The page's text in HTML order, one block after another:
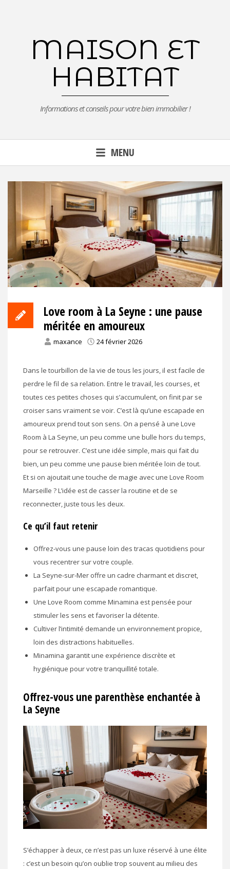
MAISON ET
HABITAT
Informations et conseils pour votre bien immobilier !
MENU
Love room à La Seyne : une pause
méritée en amoureux
maxance 24 février 2026
Dans le tourbillon de la vie de tous les jours, il est facile de
perdre le fil de sa relation. Entre le travail, les courses, et
toutes ces petites choses qui s’accumulent, on finit par se
croiser sans vraiment se voir. C’est là qu’une escapade en
amoureux prend tout son sens. On a pensé à une Love
Room à La Seyne, un peu comme une bulle hors du temps,
pour se retrouver. C’est une idée simple, mais qui fait du
bien, un peu comme une pause bien méritée loin de tout.
Et si on ajoutait une touche de magie avec une Love Room
Marseille ? L’idée est de casser la routine et de se
reconnecter, juste tous les deux.
Ce qu’il faut retenir
Offrez-vous une pause loin des tracas quotidiens pour
vous recentrer sur votre couple.
La Seyne-sur-Mer offre un cadre charmant et discret,
parfait pour une escapade romantique.
Une Love Room comme Minamina est pensée pour
stimuler les sens et favoriser la détente.
Cultiver l’intimité demande un environnement propice,
loin des distractions habituelles.
Minamina garantit une expérience discrète et
hygiénique pour votre tranquillité totale.
Offrez-vous une parenthèse enchantée à
La Seyne
S’échapper à deux, ce n’est pas un luxe réservé à une élite
: c’est un besoin qu’on oublie trop souvent au milieu des